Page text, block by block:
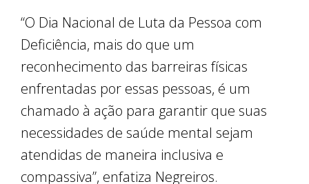
“O Dia Nacional de Luta da Pessoa com
Deficiência, mais do que um
reconhecimento das barreiras físicas
enfrentadas por essas pessoas, é um
chamado à ação para garantir que suas
necessidades de saúde mental sejam
atendidas de maneira inclusiva e
compassiva”, enfatiza Negreiros.